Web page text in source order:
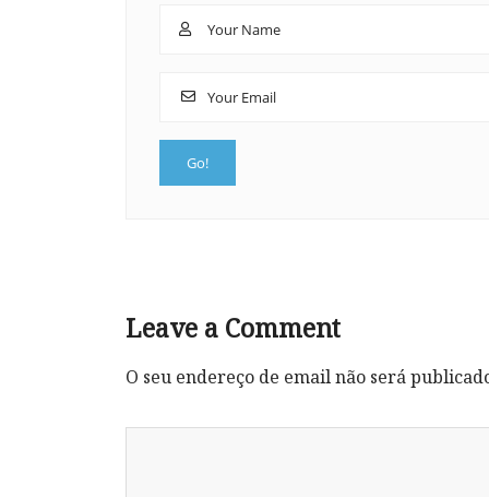
Leave a Comment
O seu endereço de email não será